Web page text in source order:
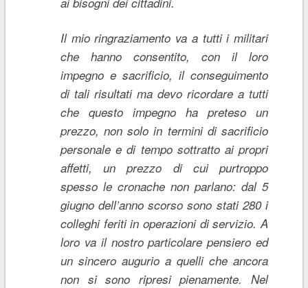
Il mio ringraziamento va a tutti i militari
che hanno consentito, con il loro
impegno e sacrificio, il conseguimento
di tali risultati ma devo ricordare a tutti
che questo impegno ha preteso un
prezzo, non solo in termini di sacrificio
personale e di tempo sottratto ai propri
affetti, un prezzo di cui purtroppo
spesso le cronache non parlano: dal 5
giugno dell’anno scorso sono stati 280 i
colleghi feriti in operazioni di servizio. A
loro va il nostro particolare pensiero ed
un sincero augurio a quelli che ancora
non si sono ripresi pienamente. Nel